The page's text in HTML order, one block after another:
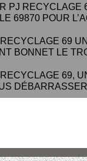
PJ RECYCLAGE
69870 POUR
69
BONNET LE
69,